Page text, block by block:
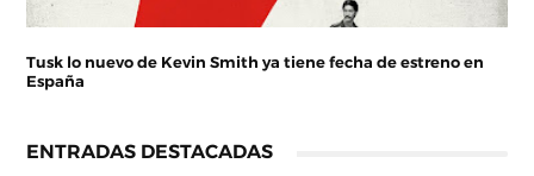
Tusk lo nuevo de Kevin Smith ya tiene fecha de estreno en
España
ENTRADAS DESTACADAS